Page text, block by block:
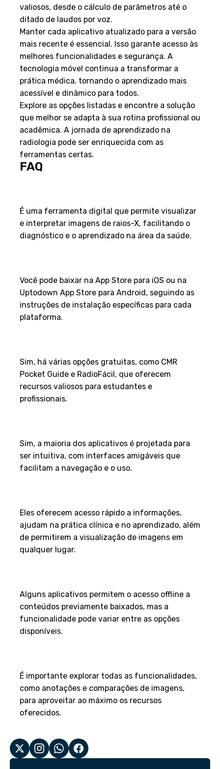
valiosos, desde o cálculo de parâmetros até o
ditado de laudos por voz.
Manter cada aplicativo atualizado para a versão
mais recente é essencial. Isso garante acesso às
melhores funcionalidades e segurança. A
tecnologia móvel continua a transformar a
prática médica, tornando o aprendizado mais
acessível e dinâmico para todos.
Explore as opções listadas e encontre a solução
que melhor se adapta à sua rotina profissional ou
acadêmica. A jornada de aprendizado na
radiologia pode ser enriquecida com as
ferramentas certas.
FAQ
É uma ferramenta digital que permite visualizar
e interpretar imagens de raios-X, facilitando o
diagnóstico e o aprendizado na área da saúde.
Você pode baixar na App Store para iOS ou na
Uptodown App Store para Android, seguindo as
instruções de instalação específicas para cada
plataforma.
Sim, há várias opções gratuitas, como CMR
Pocket Guide e RadioFácil, que oferecem
recursos valiosos para estudantes e
profissionais.
Sim, a maioria dos aplicativos é projetada para
ser intuitiva, com interfaces amigáveis que
facilitam a navegação e o uso.
Eles oferecem acesso rápido a informações,
ajudam na prática clínica e no aprendizado, além
de permitirem a visualização de imagens em
qualquer lugar.
Alguns aplicativos permitem o acesso offline a
conteúdos previamente baixados, mas a
funcionalidade pode variar entre as opções
disponíveis.
É importante explorar todas as funcionalidades,
como anotações e comparações de imagens,
para aproveitar ao máximo os recursos
oferecidos.